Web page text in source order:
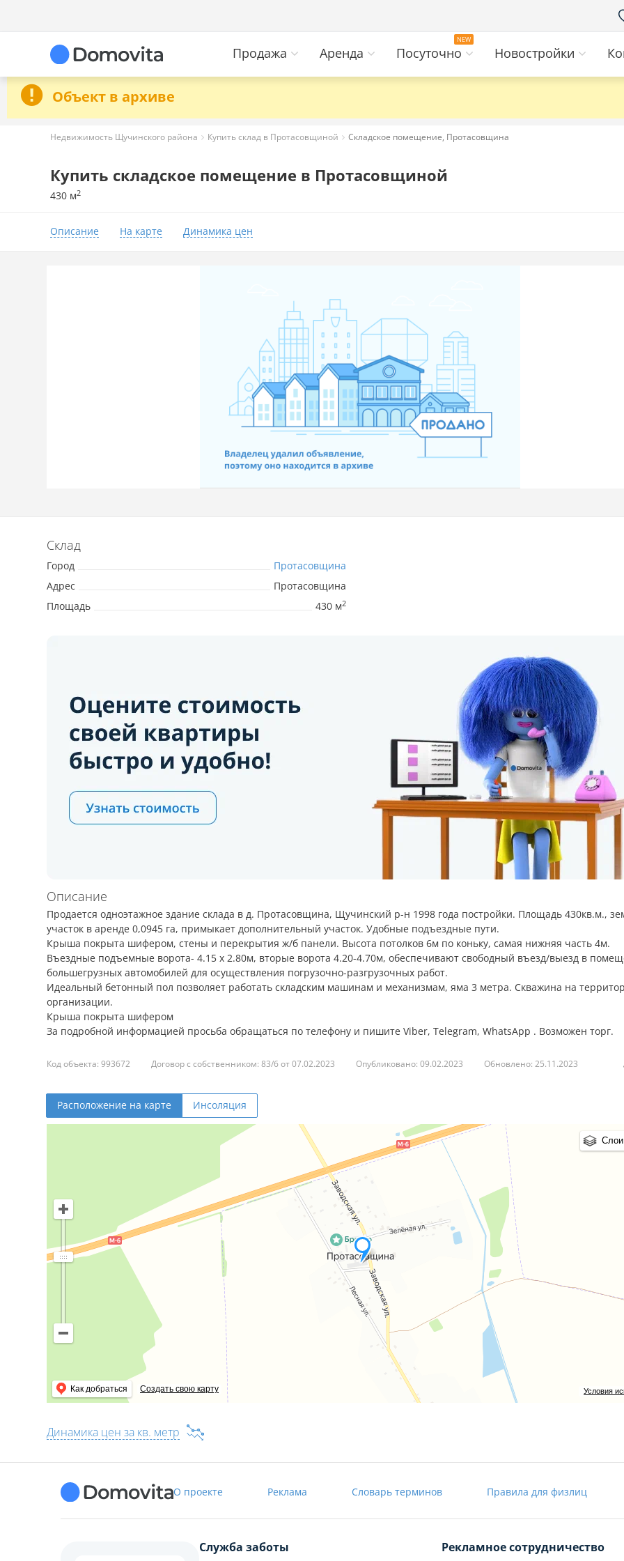
Продажа Аренда Посуточно Новостройки
Объект в архиве
Недвижимость Щучинского района Купить склад в Протасовщиной Складское помещение, Протасовщина
Купить складское помещение в Протасовщиной
430 м2
Описание На карте Динамика цен
Склад
Город
Протасовщина
Адрес
Протасовщина
Площадь
430 м2
Описание
Продается одноэтажное здание склада в д. Протасовщина, Щучинский р-н 1998 года постройки. Площадь 430кв.м.,
участок в аренде 0,0945 га, примыкает дополнительный участок. Удобные подъездные пути.
Крыша покрыта шифером, стены и перекрытия ж/б панели. Высота потолков 6м по коньку, самая нижняя часть 4м.
Въездные подъемные ворота- 4.15 х 2.80м, вторые ворота 4.20-4.70м, обеспечивают свободный въезд/выезд в
большегрузных автомобилей для осуществления погрузочно-разгрузочных работ.
Идеальный бетонный пол позволяет работать складским машинам и механизмам, яма 3 метра. Скважина на
организации.
Крыша покрыта шифером
За подробной информацией просьба обращаться по телефону и пишите Viber, Telegram, WhatsApp . Возможен торг.
Код объекта: 993672 Договор с собственником: 83/6 от 07.02.2023 Опубликовано: 09.02.2023 Обновлено: 25.11.2023
Расположение на карте Инсоляция
Условия
Как добраться Создать свою карту
Слои
Динамика цен за кв. метр
О проекте Реклама Словарь терминов Правила для физлиц
Служба заботы Рекламное сотрудничество